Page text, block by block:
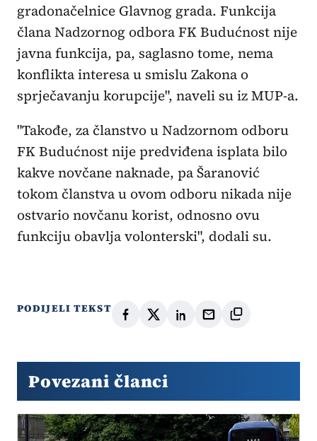
gradonačelnice Glavnog grada. Funkcija
člana Nadzornog odbora FK Budućnost nije
javna funkcija, pa, saglasno tome, nema
konflikta interesa u smislu Zakona o
sprječavanju korupcije", naveli su iz MUP-a.
"Takođe, za članstvo u Nadzornom odboru
FK Budućnost nije predviđena isplata bilo
kakve novčane naknade, pa Šaranović
tokom članstva u ovom odboru nikada nije
ostvario novčanu korist, odnosno ovu
funkciju obavlja volonterski", dodali su.
PODIJELI TEKST
Povezani članci